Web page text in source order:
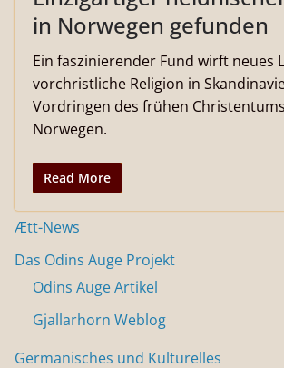
in Norwegen gefunden
Ein faszinierender Fund wirft neues
vorchristliche Religion in
Vordringen des frühen
Norwegen.
Read More
Ætt-News
Das Odins Auge Projekt
Odins Auge Artikel
Gjallarhorn Weblog
Germanisches und Kulturelles